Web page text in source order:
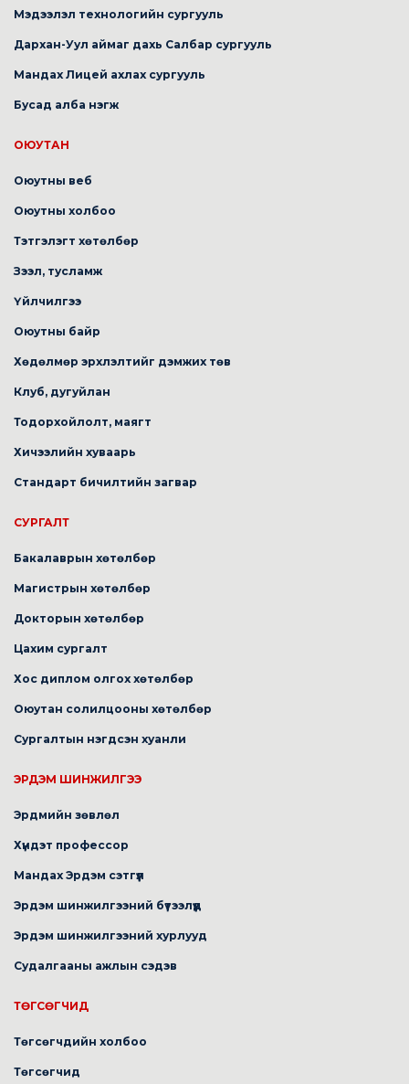
Мэдээлэл технологийн сургууль
Дархан-Уул аймаг дахь Салбар сургууль
Мандах Лицей ахлах сургууль
Бусад алба нэгж
ОЮУТАН
Оюутны веб
Оюутны холбоо
Тэтгэлэгт хөтөлбөр
Зээл, тусламж
Үйлчилгээ
Оюутны байр
Хөдөлмөр эрхлэлтийг дэмжих төв
Клуб, дугуйлан
Тодорхойлолт, маягт
Хичээлийн хуваарь
Стандарт бичилтийн загвар
СУРГАЛТ
Бакалаврын хөтөлбөр
Магистрын хөтөлбөр
Докторын хөтөлбөр
Цахим сургалт
Хос диплом олгох хөтөлбөр
Оюутан солилцооны хөтөлбөр
Сургалтын нэгдсэн хуанли
ЭРДЭМ ШИНЖИЛГЭЭ
Эрдмийн зөвлөл
Хүндэт профессор
Мандах Эрдэм сэтгүүл
Эрдэм шинжилгээний бүтээлүүд
Эрдэм шинжилгээний хурлууд
Судалгааны ажлын сэдэв
ТӨГСӨГЧИД
Төгсөгчдийн холбоо
Төгсөгчид